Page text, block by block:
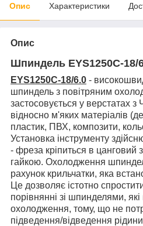
Опис Характеристики
Опис
Шпиндель EYS1250C-18/
EYS1250C-18/6.0 -
шпиндель з повітряним
застосовується у верстатах
відносно м'яких матеріалів
пластик, ПВХ, композити,
Установка інструменту
- фреза кріпиться в цанговий
гайкою. Охолодження
рахунок крильчатки, яка
Це дозволяє істотно
порівнянні зі шпинделями,
охолодження, тому, що не
підведення/відведення